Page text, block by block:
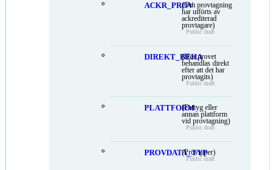
ACKR_PROV(Om provtagning
har utförts av
ackrediterad
provtagare)
Public draft
DIREKT_BEHA
(Hur provet
behandlas direkt
efter att det har
provtagits)
Public draft
PLATTFORM(Fartyg eller
annan plattform
vid provtagning)
Public draft
PROVDATA_TYP
(Provtyper)
Public draft